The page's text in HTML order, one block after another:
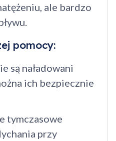
ale bardzo
pomocy:
są naładowani
ich bezpiecznie
tymczasowe
przy